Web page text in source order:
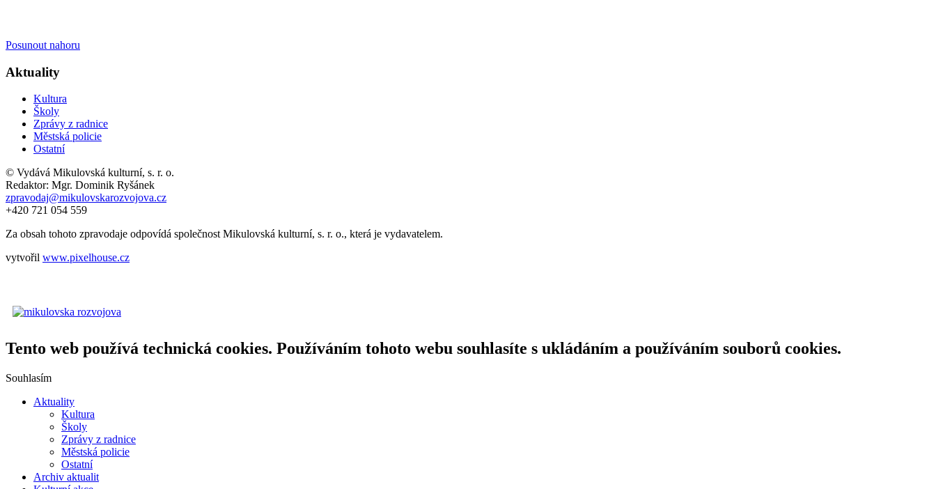
Posunout nahoru
Aktuality
Kultura
Školy
Zprávy z radnice
Městská policie
Ostatní
© Vydává Mikulovská kulturní, s. r. o.
Redaktor: Mgr. Dominik Ryšánek
zpravodaj@mikulovskarozvojova.cz
+420 721 054 559
Za obsah tohoto zpravodaje odpovídá společnost Mikulovská kulturní, s. r. o., která je vydavatelem.
vytvořil www.pixelhouse.cz
Tento web používá technická cookies. Používáním tohoto webu souhlasíte s ukládáním a používáním souborů cookies.
Souhlasím
Aktuality
Kultura
Školy
Zprávy z radnice
Městská policie
Ostatní
Archiv aktualit